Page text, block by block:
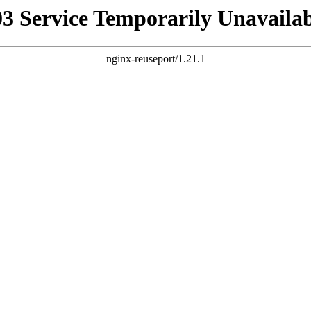
Service Temporarily
nginx-reuseport/1.21.1